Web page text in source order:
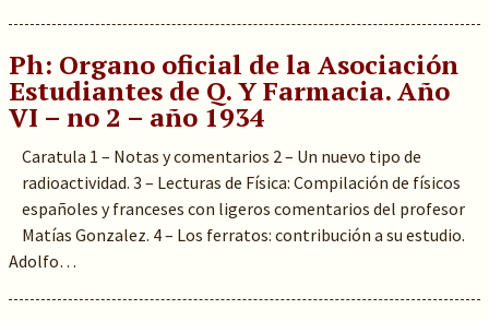
Ph: Organo oficial de la Asociación
Estudiantes de Q. Y Farmacia. Año
VI – no 2 – año 1934
Caratula 1 – Notas y comentarios 2 – Un nuevo tipo de
radioactividad. 3 – Lecturas de Física: Compilación de físicos
españoles y franceses con ligeros comentarios del profesor
Matías Gonzalez. 4 – Los ferratos: contribución a su estudio.
Adolfo…